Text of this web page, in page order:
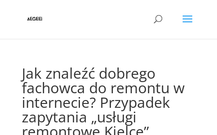
Jak znaleźć dobrego
fachowca do remontu w
internecie? Przypadek
zapytania „usługi